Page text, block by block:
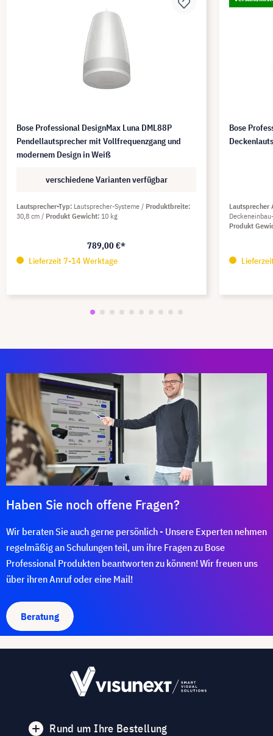
Bose Professional DesignMax Luna DML88P
Pendellautsprecher mit Vollfrequenzgang und
modernem Design in Weiß
verschiedene Varianten verfügbar
Lautsprecher-Typ Lautsprecher-Systeme
Produktbreite
30,8 cm
Produkt Gewicht 10 kg
789,00 €*
Lieferzeit 7-14 Werktage
Bose
Lautsprecher
Produkt
Haben Sie noch offene Fragen?
Wir beraten Sie auch gerne persönlich - Unsere Experten nehmen
regelmäßig an Schulungen teil, um ihre Fragen zu Bose
Professional Produkten beantworten zu können! Wir freuen uns
über ihren Anruf oder eine Mail!
Beratung
Rund um Ihre Bestellung